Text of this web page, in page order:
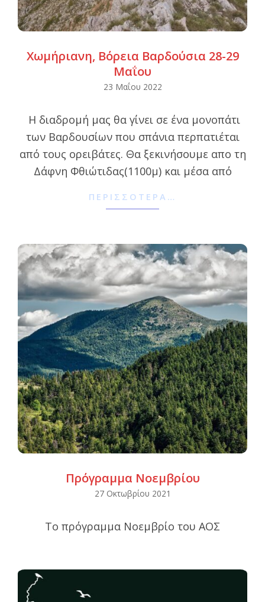
Χωμήριανη, Βόρεια Βαρδούσια 28-29
Μαΐου
23 Μαΐου 2022
Η διαδρομή μας θα γίνει σε ένα μονοπάτι
των Βαρδουσίων που σπάνια περπατιέται
από τους ορειβάτες. Θα ξεκινήσουμε απο τη
Δάφνη Φθιώτιδας(1100μ) και μέσα από
ΠΕΡΙΣΣΌΤΕΡΑ…
Πρόγραμμα Νοεμβρίου
27 Οκτωβρίου 2021
Το πρόγραμμα Νοεμβρίο του ΑΟΣ